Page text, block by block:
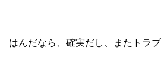
はんだなら、確実だし、またトラ